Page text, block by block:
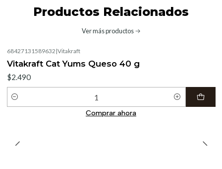
Productos Relacionados
Ver más productos
68427131589632 |Vitakraft
Vitakraft Cat Yums Queso 40 g
$2.490
Cantidad
Comprar ahora